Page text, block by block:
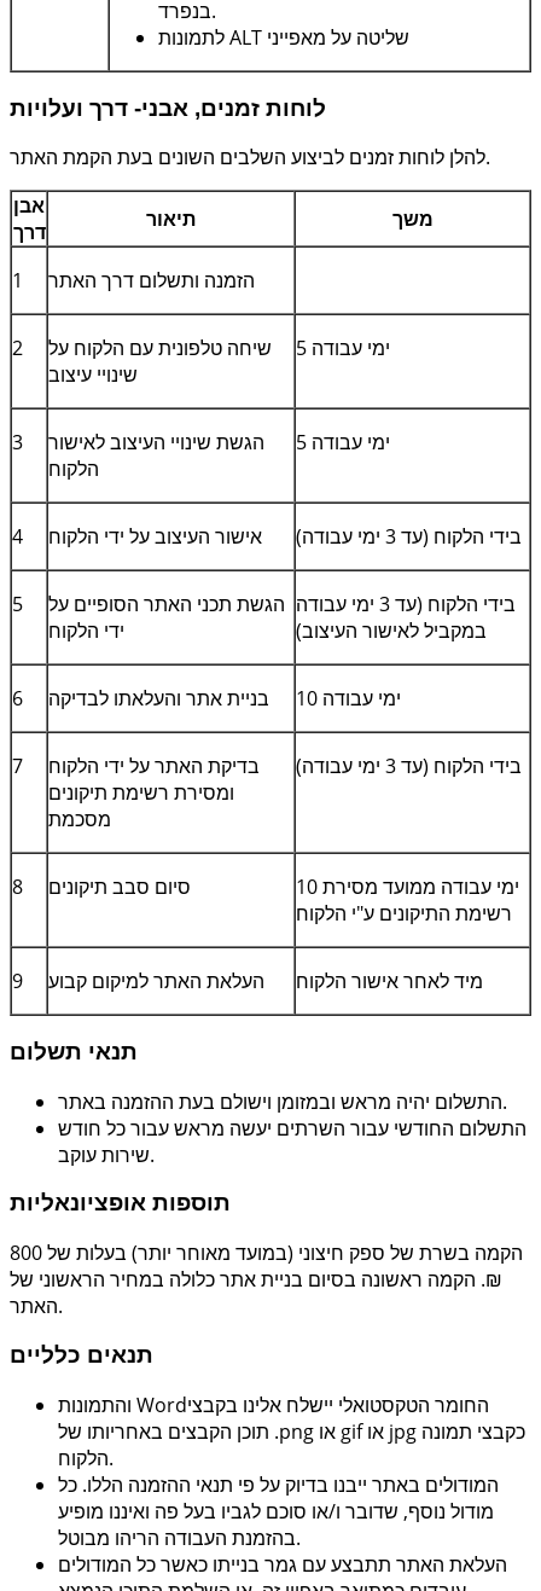
בנפרד.
שליטה על מאפייני ALTלתמונות
לוחות זמנים, אבני- דרך ועלויות
להלן לוחות זמנים לביצוע השלבים השונים בעת הקמת האתר.
אבן
דרך
תיאור משך
1 הזמנה ותשלום דרך האתר
2
שיחה טלפונית עם הלקוח על
שינויי עיצוב
5 ימי עבודה
3
הגשת שינויי העיצוב לאישור
הלקוח
5 ימי עבודה
4 אישור העיצוב על ידי הלקוח בידי הלקוח (עד 3 ימי עבודה)
5
הגשת תכני האתר הסופיים על
ידי הלקוח
בידי הלקוח (עד 3 ימי עבודה
במקביל לאישור העיצוב)
6 בניית אתר והעלאתו לבדיקה 10 ימי עבודה
7
בדיקת האתר על ידי הלקוח
ומסירת רשימת תיקונים
מסכמת
בידי הלקוח (עד 3 ימי עבודה)
8 סיום סבב תיקונים
10 ימי עבודה ממועד מסירת
רשימת התיקונים ע"י הלקוח
9 העלאת האתר למיקום קבוע מיד לאחר אישור הלקוח
תנאי תשלום
התשלום יהיה מראש ובמזומן וישולם בעת ההזמנה באתר.
התשלום החודשי עבור השרתים יעשה מראש עבור כל חודש
שירות עוקב.
תוספות אופציונאליות
הקמה בשרת של ספק חיצוני (במועד מאוחר יותר) בעלות של 800
₪. הקמה ראשונה בסיום בניית אתר כלולה במחיר הראשוני של
האתר.
תנאים כלליים
החומר הטקסטואלי יישלח אלינו בקבציWord והתמונות
כקבצי תמונה jpg אוgif או png. תוכן הקבצים באחריותו של
הלקוח.
המודולים באתר ייבנו בדיוק על פי תנאי ההזמנה הללו. כל
מודול נוסף, שדובר ו/או סוכם לגביו בעל פה ואיננו מופיע
בהזמנת העבודה הריהו מבוטל.
העלאת האתר תתבצע עם גמר בנייתו כאשר כל המודולים